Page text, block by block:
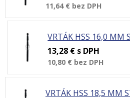
11,64 € bez DPH
VRTÁK HSS 16,0 MM
13,28 € s DPH
10,80 € bez DPH
VRTÁK HSS 18,5 MM